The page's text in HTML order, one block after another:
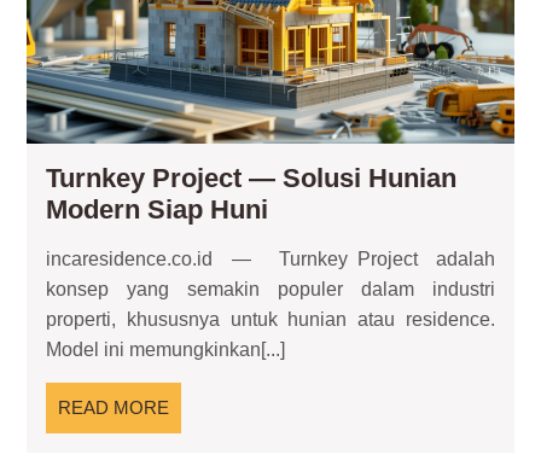
Turnkey Project — Solusi Hunian
Modern Siap Huni
—
Solusi
Hunian
Modern
incaresidence.co.id — Turnkey Project adalah
konsep yang semakin populer dalam industri
properti, khususnya untuk hunian atau residence.
Model ini memungkinkan[...]
READ MORE
MORE